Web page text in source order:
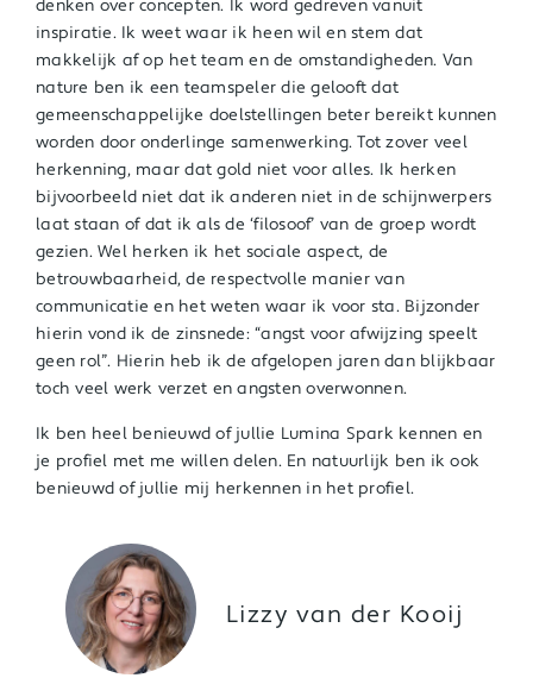
denken over concepten. Ik word gedreven vanuit
inspiratie. Ik weet waar ik heen wil en stem dat
makkelijk af op het team en de omstandigheden. Van
nature ben ik een teamspeler die gelooft dat
gemeenschappelijke doelstellingen beter bereikt kunnen
worden door onderlinge samenwerking. Tot zover veel
herkenning, maar dat gold niet voor alles. Ik herken
bijvoorbeeld niet dat ik anderen niet in de schijnwerpers
laat staan of dat ik als de ‘filosoof’ van de groep wordt
gezien. Wel herken ik het sociale aspect, de
betrouwbaarheid, de respectvolle manier van
communicatie en het weten waar ik voor sta. Bijzonder
hierin vond ik de zinsnede: “angst voor afwijzing speelt
geen rol”. Hierin heb ik de afgelopen jaren dan blijkbaar
toch veel werk verzet en angsten overwonnen.
Ik ben heel benieuwd of jullie Lumina Spark kennen en
je profiel met me willen delen. En natuurlijk ben ik ook
benieuwd of jullie mij herkennen in het profiel.
Lizzy van der Kooij